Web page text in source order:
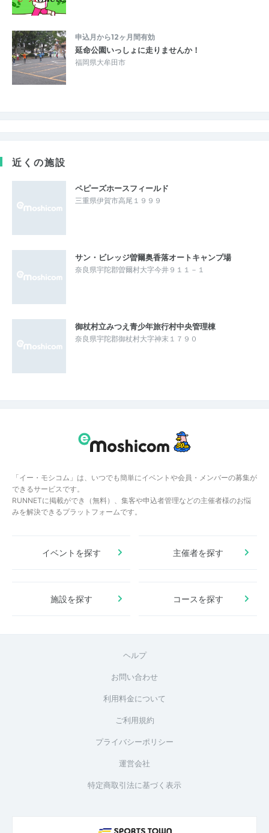
申込月から12ヶ月間有効
延命公園いっしょに走りませんか！
福岡県大牟田市
近くの施設
ペピーズホースフィールド
三重県伊賀市高尾１９９９
サン・ビレッジ曽爾奥香落オートキャンプ場
奈良県宇陀郡曽爾村大字今井９１１－１
御杖村立みつえ青少年旅行村中央管理棟
奈良県宇陀郡御杖村大字神末１７９０
「イー・モシコム」は、いつでも簡単にイベントや会員・メンバーの募集が
できるサービスです。
RUNNETに掲載ができ（無料）、集客や申込者管理などの主催者様のお悩
みを解決できるプラットフォームです。
イベントを探す 主催者を探す
施設を探す コースを探す
ヘルプ
お問い合わせ
利用料金について
ご利用規約
プライバシーポリシー
運営会社
特定商取引法に基づく表示